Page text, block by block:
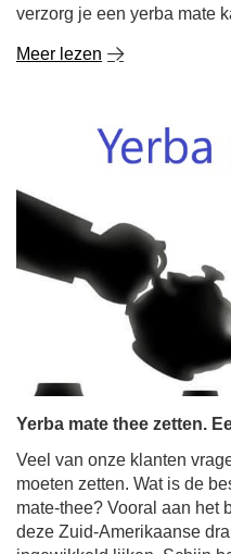
verzorg je een yerba mate
Meer lezen
Yerba mate thee zetten.
Veel van onze klanten
moeten zetten. Wat is de
mate-thee? Vooral aan het
deze Zuid-Amerikaanse